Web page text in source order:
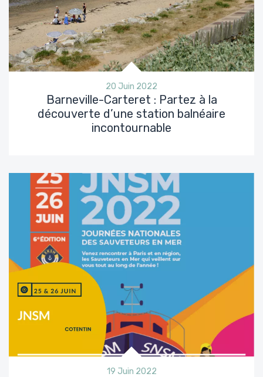
20 Juin 2022
Barneville-Carteret : Partez à la
découverte d’une station balnéaire
incontournable
19 Juin 2022